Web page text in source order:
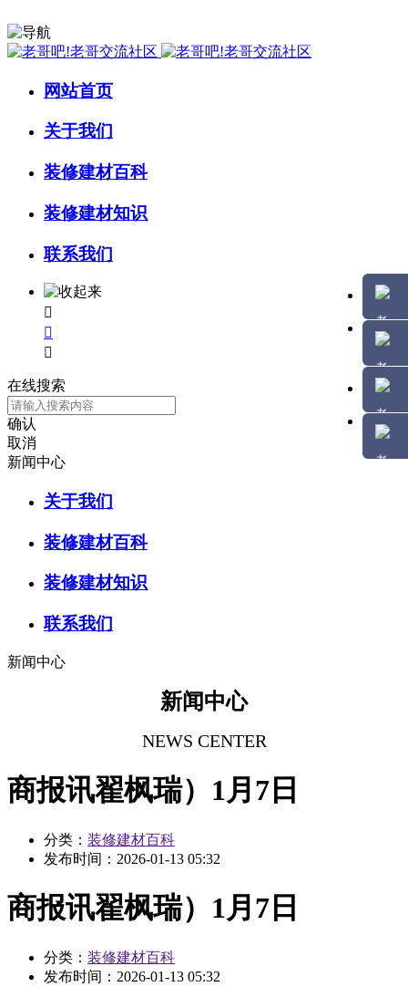
网站首页
关于我们
装修建材百科
装修建材知识
联系我们



在线搜索
确认
取消
新闻中心
关于我们
装修建材百科
装修建材知识
联系我们
新闻中心
新闻中心
NEWS CENTER
商报讯翟枫瑞）1月7日
分类： 装修建材百科
发布时间： 2026-01-13 05:32
商报讯翟枫瑞）1月7日
分类： 装修建材百科
发布时间： 2026-01-13 05:32